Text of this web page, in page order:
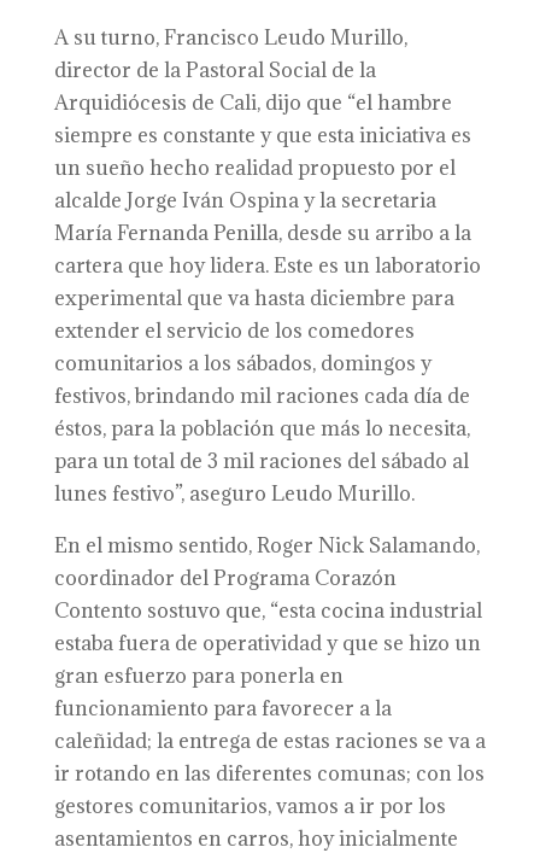
A su turno, Francisco Leudo Murillo,
director de la Pastoral Social de la
Arquidiócesis de Cali, dijo que “el hambre
siempre es constante y que esta iniciativa es
un sueño hecho realidad propuesto por el
alcalde Jorge Iván Ospina y la secretaria
María Fernanda Penilla, desde su arribo a la
cartera que hoy lidera. Este es un laboratorio
experimental que va hasta diciembre para
extender el servicio de los comedores
comunitarios a los sábados, domingos y
festivos, brindando mil raciones cada día de
éstos, para la población que más lo necesita,
para un total de 3 mil raciones del sábado al
lunes festivo”, aseguro Leudo Murillo.
En el mismo sentido, Roger Nick Salamando,
coordinador del Programa Corazón
Contento sostuvo que, “esta cocina industrial
estaba fuera de operatividad y que se hizo un
gran esfuerzo para ponerla en
funcionamiento para favorecer a la
caleñidad; la entrega de estas raciones se va a
ir rotando en las diferentes comunas; con los
gestores comunitarios, vamos a ir por los
asentamientos en carros, hoy inicialmente